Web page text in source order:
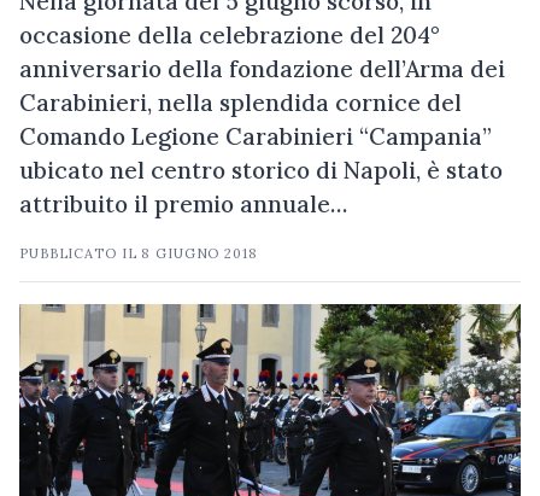
occasione della celebrazione del 204°
anniversario della fondazione dell’Arma dei
Carabinieri, nella splendida cornice del
Comando Legione Carabinieri “Campania”
ubicato nel centro storico di Napoli, è stato
attribuito il premio annuale…
PUBBLICATO IL 8 GIUGNO 2018